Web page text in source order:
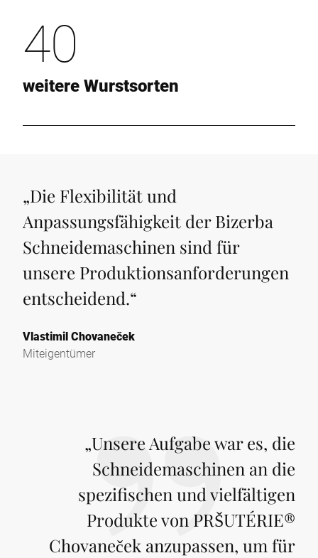
40
weitere Wurstsorten
„Die Flexibilität und
Anpassungsfähigkeit der Bizerba
Schneidemaschinen sind für
unsere Produktionsanforderungen
entscheidend.“
Vlastimil Chovaneček
Miteigentümer
„Unsere Aufgabe war es, die
Schneidemaschinen an die
spezifischen und vielfältigen
Produkte von PRŠUTÉRIE®
Chovaneček anzupassen, um für